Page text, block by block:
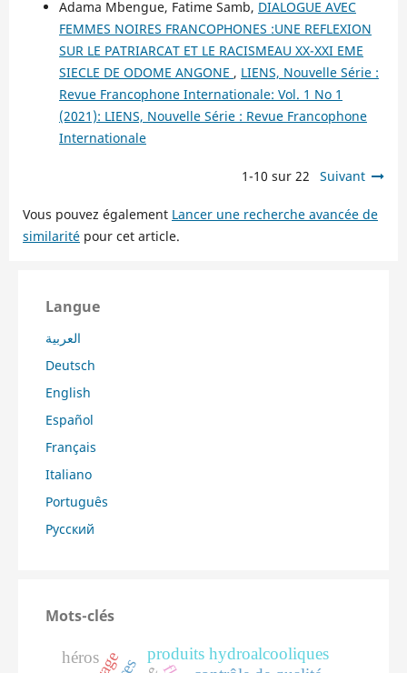
Adama Mbengue, Fatime Samb, DIALOGUE AVEC
FEMMES NOIRES FRANCOPHONES :UNE REFLEXION
SUR LE PATRIARCAT ET LE RACISMEAU XX-XXI EME
SIECLE DE ODOME ANGONE , LIENS, Nouvelle Série :
Revue Francophone Internationale: Vol. 1 No 1
(2021): LIENS, Nouvelle Série : Revue Francophone
Internationale
1-10 sur 22 Suivant
Vous pouvez également Lancer une recherche avancée de
similaritépour cet article.
Langue
العربية
Deutsch
English
Español
Français
Italiano
Português
Русский
Mots-clés
produits hydroalcooliques
héros